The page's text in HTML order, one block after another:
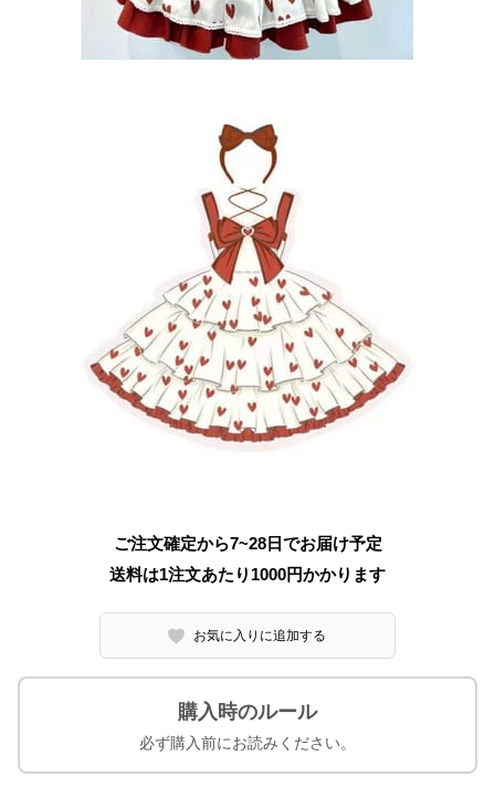
ご注文確定から7~28日でお届け予定
送料は1注文あたり 1000円かかります
お気に入りに追加する
購入時のルール
必ず購入前にお読みください。